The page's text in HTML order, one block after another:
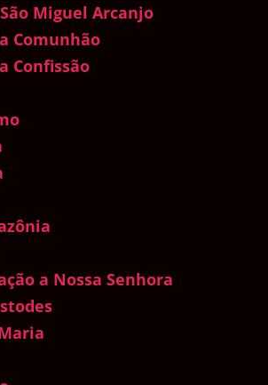
Miguel Arcanjo
Comunhão
Confissão
a Nossa Senhora